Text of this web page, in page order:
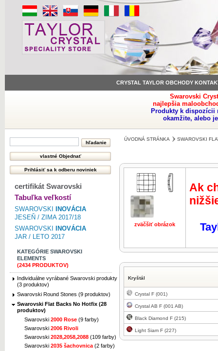
CRYSTAL TAYLOR OBCHODY
Swarovski
najlepšia
Produkty k dispozícii
okamžite, alebo
certifikát Swarovski
Tabuľka veľkostí
SWAROVSKI
INOVÁCIA
JESEŇ / ZIMA 2017/18
SWAROVSKI
INOVÁCIA
JAR / LETO 2017
KATEGÓRIE SWAROVSKI
ELEMENTS
(2434 PRODUKTOV)
Individuálne vyrábané Swarovski produkty
(3 produktov)
Swarovski Round Stones (9 produktov)
Swarovski Flat Backs No Hotfix (28
produktov)
Swarovski 2000 Rose (9 farby)
Swarovski 2006 Rivoli
Swarovski 2028,2058,2088 (109 farby)
Swarovski 2035 šachovnica (2 farby)
ÚVODNÁ STRÁNKA SWAROVSKI
zväčšiť obrázok zväčšiť
Ak
Kryštál
Crystal F (001)
Crystal AB F (001 AB)
Black Diamond F (215)
Light Siam F (227)